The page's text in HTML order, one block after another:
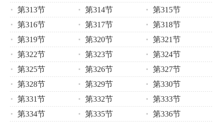
第313节
第314节
第315节
第316节
第317节
第318节
第319节
第320节
第321节
第322节
第323节
第324节
第325节
第326节
第327节
第328节
第329节
第330节
第331节
第332节
第333节
第334节
第335节
第336节